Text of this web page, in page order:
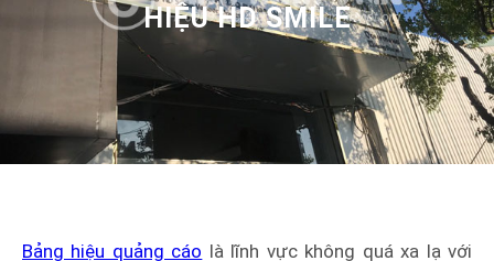
HIỆU HD SMILE
Bảng hiệu quảng cáo là lĩnh vực không quá xa lạ với